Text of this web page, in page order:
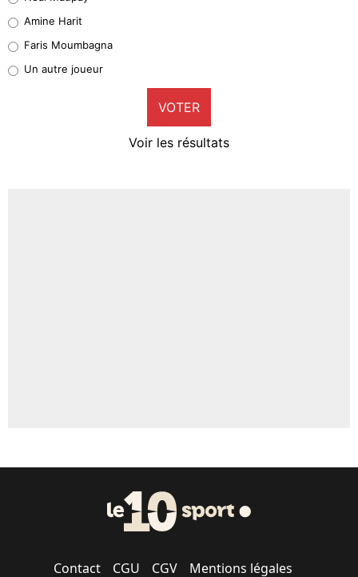
1%
9%
Amine Harit
Faris Moumbagna
Un autre joueur
VOTER
Voir les résultats
Contact CGU CGV Mentions légales